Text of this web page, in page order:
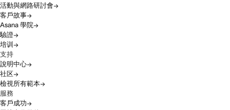
活動與網路研討會
客戶故事
Asana 學院
驗證
培训
支持
說明中心
社区
檢視所有範本
服務
客戶成功